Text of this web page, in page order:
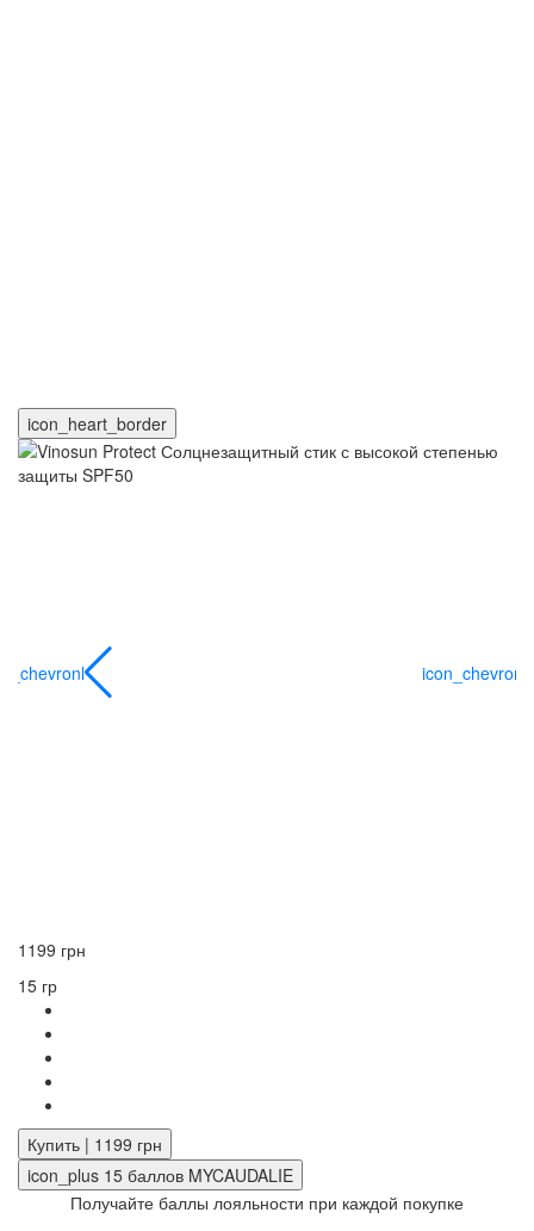
icon_heart_border
icon_chevronl
1199 грн
15 гр
Купить | 1199 грн
icon_plus 15 баллов MYCAUDALIE
Получайте баллы лояльности при каждой покупке